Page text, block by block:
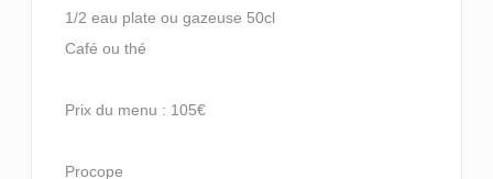
1/2 eau plate ou gazeuse 50cl
Café ou thé
Prix du menu : 105€
Procope